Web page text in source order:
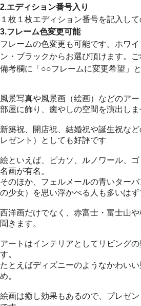
2.エディション番号入り
１枚１枚エディション番号を記入して
3.フレーム色変更可能
フレームの色変更も可能です。ホワ
ン・ブラックからお選び頂けます。
備考欄に「○○フレームに変更希望」
風景写真や風景画（絵画）などのア
部屋に飾り、癒やしの空間を演出しま
新築祝、開店祝、結婚祝や誕生祝な
レゼント）としても好評です
絵といえば、ピカソ、ルノワール、
名画が有名。
そのほか、フェルメールの青いター
の少女）を思い浮かべる人も多いはず
西洋画だけでなく、赤富士・富士山
聞きます。
アートはインテリアとしてリビング
す。
たとえばディズニーのようなかわい
め。
絵画は癒し効果もあるので、プレゼ